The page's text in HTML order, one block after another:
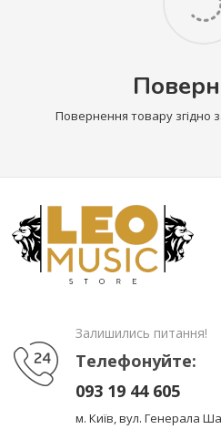
Повернення товару згідно
Залишились питання!
Телефонуйте:
093 19 44 605
м. Київ, вул. Генерала